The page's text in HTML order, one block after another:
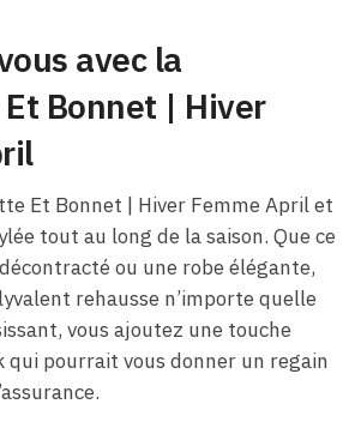
avec la
Bonnet | Hiver
Et Bonnet | Hiver Femme April et
tout au long de la saison. Que ce
ou une robe élégante,
rehausse n’importe quelle
vous ajoutez une touche
qui pourrait vous donner un regain